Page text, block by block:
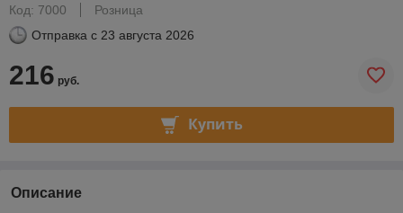
Код: 7000
Розница
Отправка с 23 августа 2026
216 руб.
Купить
Описание